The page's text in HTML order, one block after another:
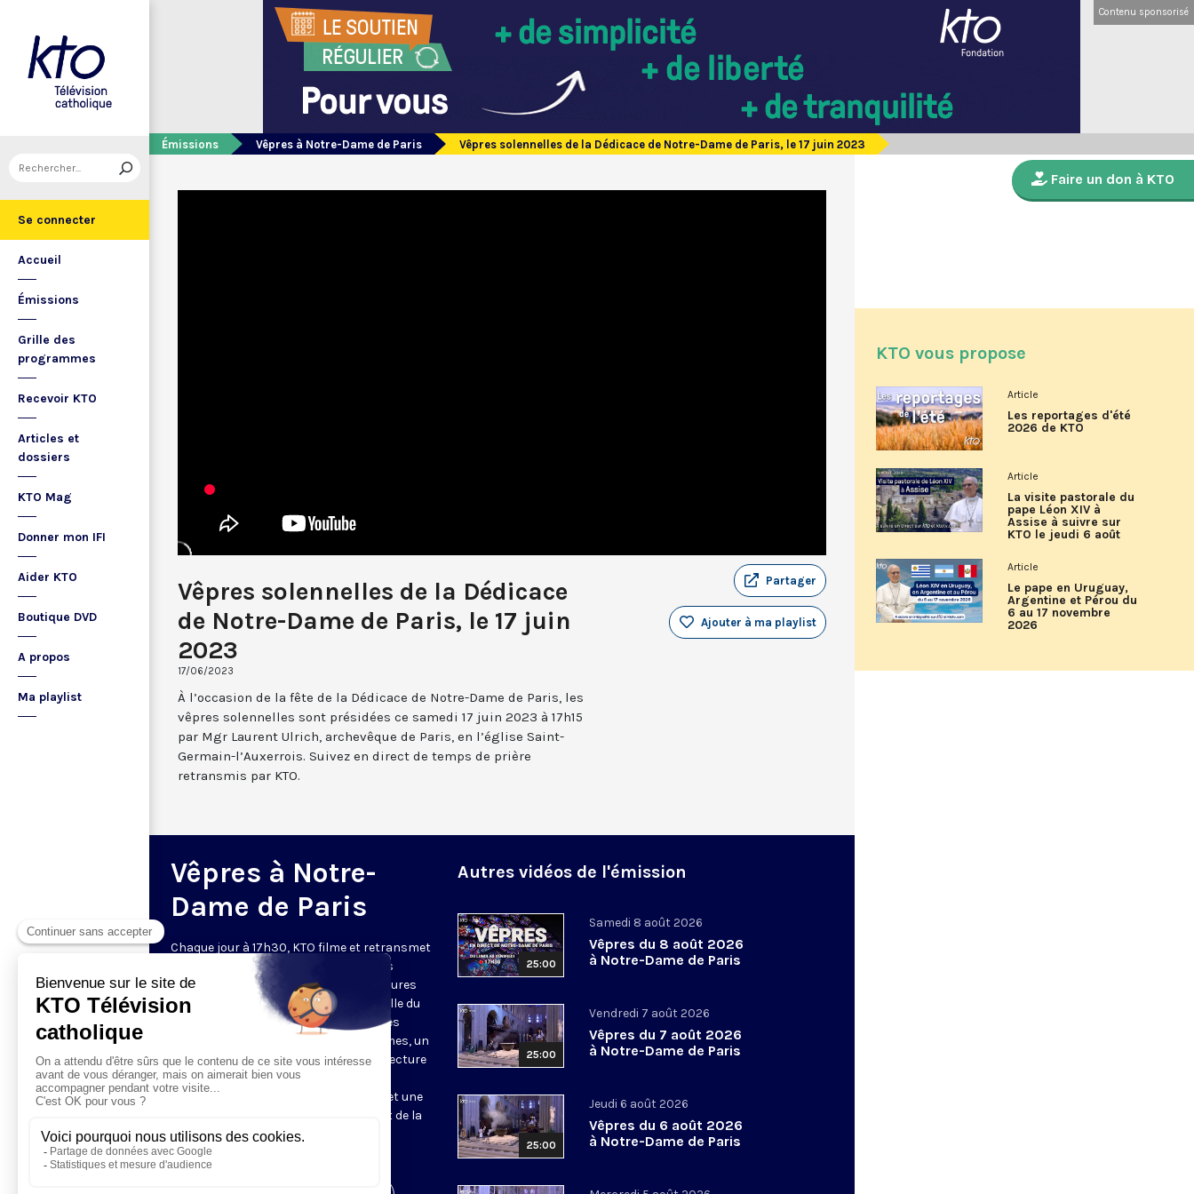
Se connecter
Accueil
Émissions
Grille des
programmes
Recevoir KTO
Articles et
dossiers
KTO Mag
Donner mon IFI
Aider KTO
Boutique DVD
A propos
Ma playlist
Contenu sponsorisé
Émissions Vêpres à Notre-Dame de Paris Vêpres solennelles de la Dédicace de Notre-Dame de Paris, le 17 juin 2023
Vêpres solennelles de la Dédicace
de Notre-Dame de Paris, le 17 juin
2023
17/06/2023
Partager
Ajouter à ma playlist
À l’occasion de la fête de la Dédicace de Notre-Dame de Paris, les
vêpres solennelles sont présidées ce samedi 17 juin 2023 à 17h15
par Mgr Laurent Ulrich, archevêque de Paris, en l’église Saint-
Germain-l’Auxerrois. Suivez en direct de temps de prière
retransmis par KTO.
Vêpres à Notre-
Dame de Paris
Chaque jour à 17h30, KTO filme et retransmet
les Vêpres depuis Notre-Dame de Paris
rouverte. Les Vêpres font partie des Heures
de l’Office divin, c’est la prière solennelle du
soir. L’office de Vêpres comprend, après
l’introduction, une hymne, deux Psaumes, un
Cantique du Nouveau Testament, une lecture
brève, le chant d’actions de grâces du
Magnificat, les prières d’intercession et une
brève oraison. Les textes des Vêpres et de la
messe sont presque toujours ceux
qu’indiquent le site
Autres vidéos de l'émission
25:00
Samedi 8 août 2026
Vêpres du 8 août 2026
à Notre-Dame de Paris
25:00
Vendredi 7 août 2026
Vêpres du 7 août 2026
à Notre-Dame de Paris
25:00
Jeudi 6 août 2026
Vêpres du 6 août 2026
à Notre-Dame de Paris
Faire un don à KTO
KTO vous propose
Article
Les reportages d'été
2026 de KTO
Article
La visite pastorale du
pape Léon XIV à
Assise à suivre sur
KTO le jeudi 6 août
Article
Le pape en Uruguay,
Argentine et Pérou du
6 au 17 novembre
2026